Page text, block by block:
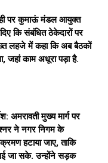
पर कुमाऊं मंडल आयुक्त
कि संबंधित ठेकेदारों पर
लहजे में कहा कि अब बैठकों
जहां काम अधूरा पड़ा है.
अमरावती मुख्य मार्ग पर
ने नगर निगम के
हटाया जाए, ताकि
जा सके. उन्होंने सड़क